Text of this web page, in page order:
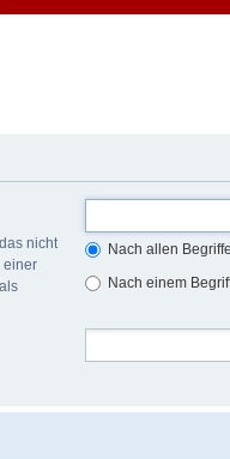
nicht
einer
Nach allen
Nach einem